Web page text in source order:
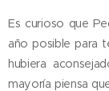
Es curioso que
año posible para
hubiera
mayoría piensa